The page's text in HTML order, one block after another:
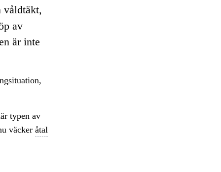
våldtäkt,
av
är inte
typen av
väcker åtal